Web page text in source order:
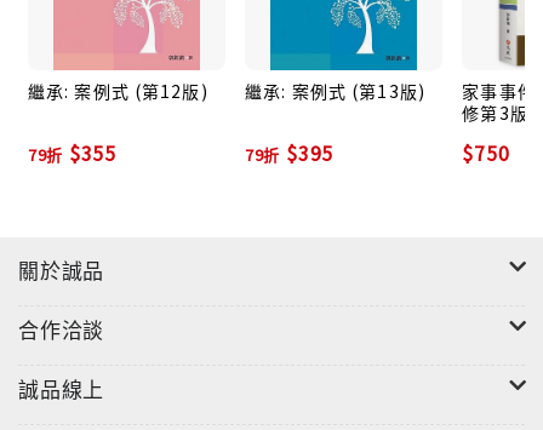
繼承: 案例式 (第12版)
79折 $355
繼承: 案例式 (第13版)
79折 $395
家事事件
修第3版)
$750
關於誠品
合作洽談
誠品線上